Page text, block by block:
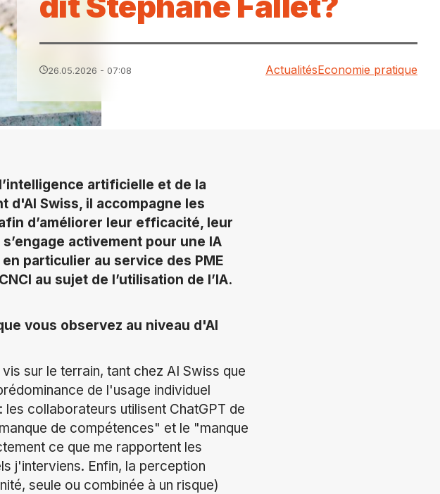
26.05.2026 - 07:08 ActualitésEconomie pratique
artificielle et de la
Swiss, il accompagne les
d’améliorer leur efficacité, leur
activement pour une IA
particulier au service des PME
au sujet de l’utilisation de l’IA.
vous observez au niveau d'AI
sur le terrain, tant chez AI Swiss que
de l'usage individuel
collaborateurs utilisent ChatGPT de
de compétences" et le "manque
ce que me rapportent les
j'interviens. Enfin, la perception
seule ou combinée à un risque)